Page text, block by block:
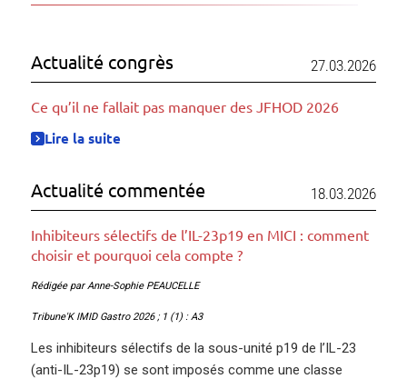
Actualité congrès 27.03.2026
Ce qu’il ne fallait pas manquer des JFHOD 2026
Lire la suite
Actualité commentée 18.03.2026
Inhibiteurs sélectifs de l’IL-23p19 en MICI : comment
choisir et pourquoi cela compte ?
Rédigée par Anne-Sophie PEAUCELLE
Tribune'K IMID Gastro 2026 ; 1 (1) : A3
Les inhibiteurs sélectifs de la sous-unité p19 de l’IL-23
(anti-IL-23p19) se sont imposés comme une classe